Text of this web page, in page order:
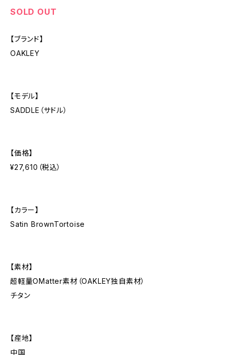
SOLD OUT
【ブランド】
OAKLEY
【モデル】
SADDLE（サドル）
【価格】
¥27,610（税込）
【カラー】
Satin BrownTortoise
【素材】
超軽量OMatter素材（OAKLEY独自素材）
チタン
【産地】
中国